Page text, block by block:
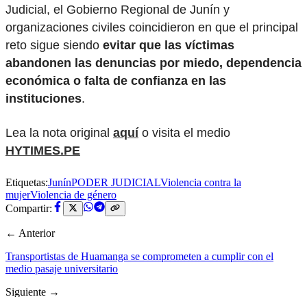
Judicial, el Gobierno Regional de Junín y
organizaciones civiles coincidieron en que el principal
reto sigue siendo evitar que las víctimas
abandonen las denuncias por miedo, dependencia
económica o falta de confianza en las
instituciones.
Lea la nota original aquí o visita el medio
HYTIMES.PE
Etiquetas:JunínPODER JUDICIALViolencia contra la
mujerViolencia de género
Compartir:
← Anterior
Transportistas de Huamanga se comprometen a cumplir con el
medio pasaje universitario
Siguiente →